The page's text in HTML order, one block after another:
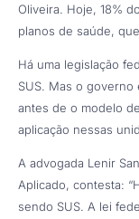
Oliveira. Hoje, 18%
planos de saúde,
Há uma legislação
SUS. Mas o
antes de o modelo
aplicação nessas
A advogada Lenir
Aplicado, contesta:
sendo SUS. A lei